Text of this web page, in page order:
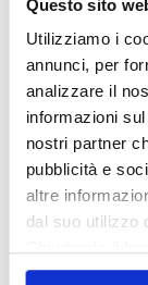
Questo sito
Utilizziamo i
annunci, per
analizzare il
informazioni
nostri partner
pubblicità e
altre
dal suo utilizzo
solo i cookie
Prima
Sunia
Valore